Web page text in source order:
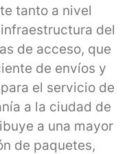
tanto a nivel
del
de acceso, que
de envíos y
el servicio de
a la ciudad de
a una mayor
de paquetes,